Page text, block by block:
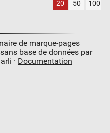
20 50 100
de marque-pages
base de données par
· Documentation